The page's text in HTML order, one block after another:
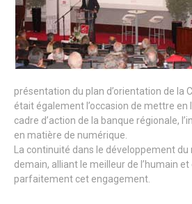
présentation du plan d’orientation de la
était également l’occasion de mettre en
cadre d’action de la banque régionale,
en matière de numérique.
La continuité dans le développement
demain, alliant le meilleur de l’humain
parfaitement cet engagement.